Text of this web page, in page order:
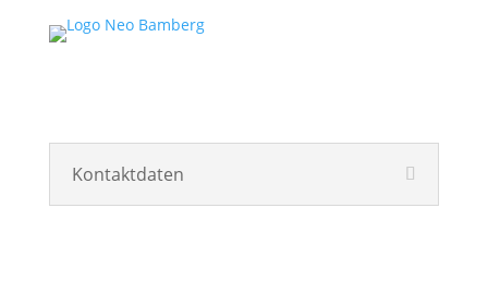
Kontaktdaten